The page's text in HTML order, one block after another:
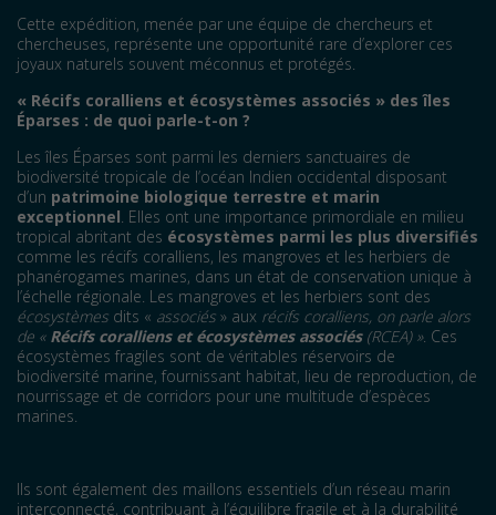
Cette expédition, menée par une équipe de chercheurs et
chercheuses, représente une opportunité rare d’explorer ces
joyaux naturels souvent méconnus et protégés.
« Récifs coralliens et écosystèmes associés » des îles
Éparses : de quoi parle-t-on ?
Les îles Éparses sont parmi les derniers sanctuaires de
biodiversité tropicale de l’océan Indien occidental disposant
d’un patrimoine biologique terrestre et marin
exceptionnel. Elles ont une importance primordiale en milieu
tropical abritant des écosystèmes parmi les plus diversifiés
comme les récifs coralliens, les mangroves et les herbiers de
phanérogames marines, dans un état de conservation unique à
l’échelle régionale. Les mangroves et les herbiers sont des
écosystèmes dits « associés » aux récifs coralliens, on parle alors
de « Récifs coralliens et écosystèmes associés (RCEA) ». Ces
écosystèmes fragiles sont de véritables réservoirs de
biodiversité marine, fournissant habitat, lieu de reproduction, de
nourrissage et de corridors pour une multitude d’espèces
marines.
Ils sont également des maillons essentiels d’un réseau marin
interconnecté, contribuant à l’équilibre fragile et à la durabilité